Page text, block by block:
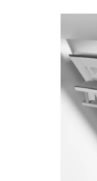
Reklamace a vrácení
Zásady používania
Podmínky ochrany